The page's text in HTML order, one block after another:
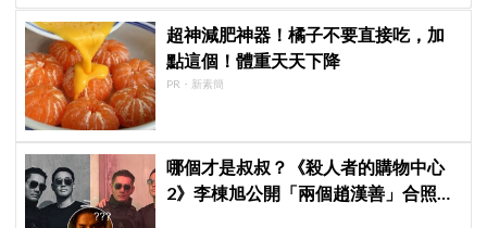
超神減肥神器！橘子不要直接吃，加
點這個！體重天天下降
PR・新素簡
哪個才是叔叔？《殺人者的購物中心
2》李棟旭公開「兩個趙漢善」合照，